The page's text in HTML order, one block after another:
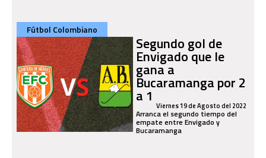
Fútbol Colombiano
Segundo gol de
Envigado que le
gana a
Bucaramanga por 2
a 1 Viernes 19 de Agosto del 2022
Arranca el segundo tiempo del
empate entre Envigado y
Bucaramanga